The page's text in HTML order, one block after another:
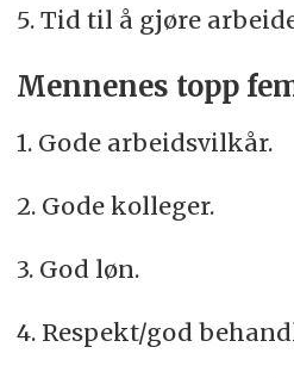
5. Tid til å gjøre
Mennenes topp
1. Gode arbeidsvilkår.
2. Gode kolleger.
3. God løn.
4. Respekt/god